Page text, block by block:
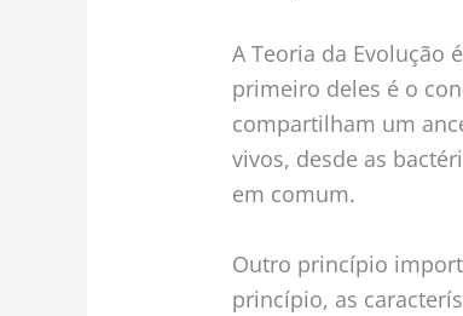
A Teoria da Evolução
primeiro deles é o
compartilham um
vivos, desde as
em comum.
Outro princípio
princípio, as